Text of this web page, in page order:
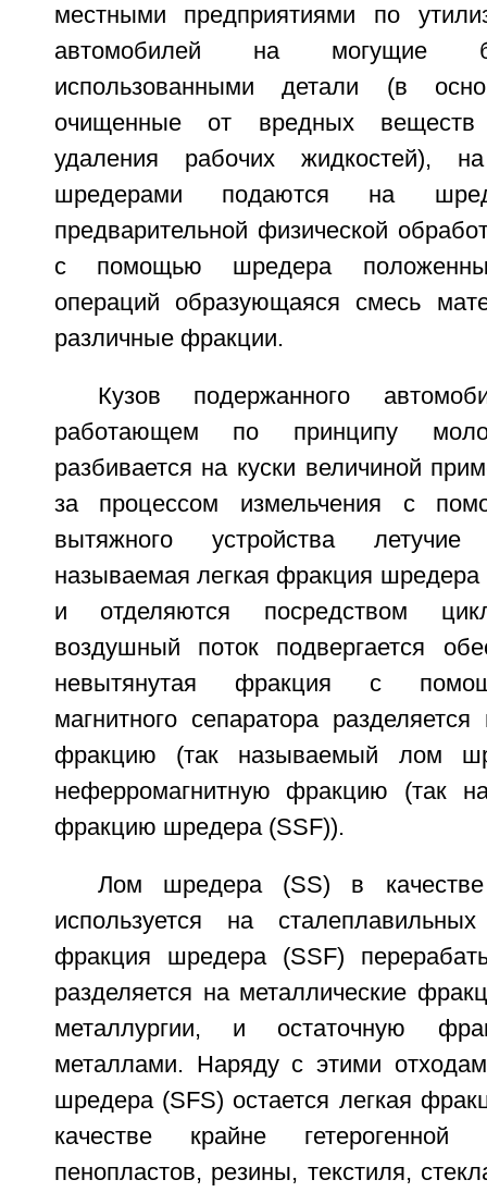
местными предприятиями по
автомобилей на могущие
использованными детали (в
очищенные от вредных веществ
удаления рабочих жидкостей),
шредерами подаются на
предварительной физической
с помощью шредера положенных
операций образующаяся смесь
различные фракции.
Кузов подержанного
работающем по принципу
разбивается на куски величиной
за процессом измельчения с
вытяжного устройства
называемая легкая фракция шредера
и отделяются посредством
воздушный поток подвергается
невытянутая фракция с
магнитного сепаратора
фракцию (так называемый лом
неферромагнитную фракцию (так
фракцию шредера (SSF)).
Лом шредера (SS) в качестве
используется на
фракция шредера (SSF)
разделяется на металлические
металлургии, и остаточную
металлами. Наряду с этими
шредера (SFS) остается легкая
качестве крайне гетерогенной
пенопластов, резины, текстиля,